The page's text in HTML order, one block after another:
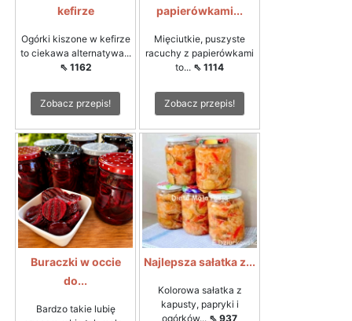
kefirze
Ogórki kiszone w kefirze
to ciekawa alternatywa...
⇖ 1162
Zobacz przepis!
papierówkami...
Mięciutkie, puszyste
racuchy z papierówkami
to... ⇖ 1114
Zobacz przepis!
Buraczki w occie
do...
Bardzo takie lubię
Najlepsza sałatka z...
Kolorowa sałatka z
kapusty, papryki i
ogórków... ⇖ 937